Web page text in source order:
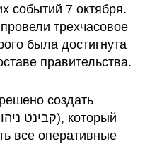
событий 7 октября.
трехчасовое
была достигнута
правительства.
создать
все оперативные